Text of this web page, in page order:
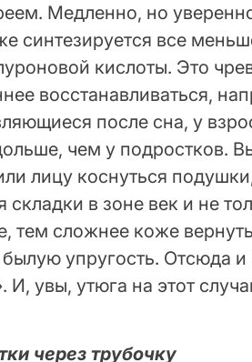
Медленно, но
синтезируется все
кислоты. Это
восстанавливаться,
после сна, у
чем у подростков.
лицу коснуться
складки в зоне век и не
тем сложнее коже
былую упругость. Отсюда
И, увы, утюга на этот
через трубочку